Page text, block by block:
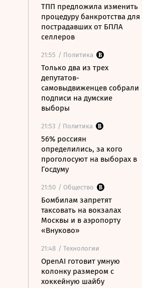
ТПП предложила изменить
процедуру банкротства для
пострадавших от БПЛА
селлеров
21:55 / Политика
Только два из трех
депутатов-
самовыдвиженцев собрали
подписи на думские
выборы
21:53 / Политика
56% россиян
определились, за кого
проголосуют на выборах в
Госдуму
21:50 / Общество
Бомбилам запретят
таксовать на вокзалах
Москвы и в аэропорту
«Внуково»
21:48 / Технологии
OpenAI готовит умную
колонку размером с
хоккейную шайбу